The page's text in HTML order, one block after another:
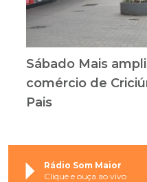
Sábado Mais
comércio de
Pais
Rádio Som Maior
Clique e ouça ao vivo